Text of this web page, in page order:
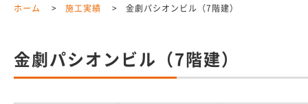
ホーム 施工実績 金劇パシオンビル（7階建）
金劇パシオンビル（7階建）